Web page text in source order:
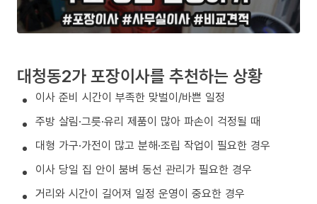
대청동2가 포장이사를 추천하는 상황
이사 준비 시간이 부족한 맞벌이/바쁜 일정
주방 살림·그릇·유리 제품이 많아 파손이 걱정될 때
대형 가구·가전이 많고 분해·조립 작업이 필요한 경우
이사 당일 집 안이 붐벼 동선 관리가 필요한 경우
거리와 시간이 길어져 일정 운영이 중요한 경우